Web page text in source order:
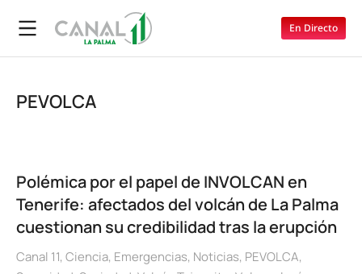
En Directo
PEVOLCA
Polémica por el papel de INVOLCAN en
Tenerife: afectados del volcán de La Palma
cuestionan su credibilidad tras la erupción
Canal 11, Ciencia, Emergencias, Noticias, PEVOLCA,